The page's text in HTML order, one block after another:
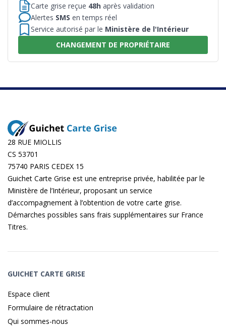
Carte grise reçue 48h après validation
Alertes SMS en temps réel
Service autorisé par le Ministère de l'Intérieur
CHANGEMENT DE PROPRIÉTAIRE
28 RUE MIOLLIS
CS 53701
75740 PARIS CEDEX 15
Guichet Carte Grise est une entreprise privée, habilitée par le
Ministère de l’Intérieur, proposant un service
d’accompagnement à l’obtention de votre carte grise.
Démarches possibles sans frais supplémentaires sur France
Titres.
GUICHET CARTE GRISE
Espace client
Formulaire de rétractation
Qui sommes-nous